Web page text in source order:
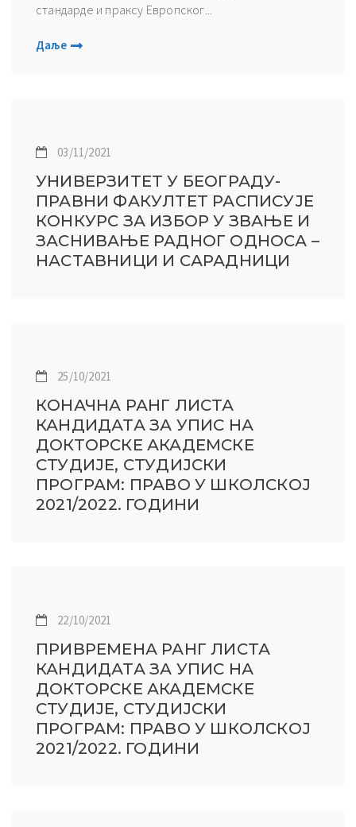
стандарде и праксу Европског...
Даље
03/11/2021
УНИВЕРЗИТЕТ У БЕОГРАДУ-
ПРАВНИ ФАКУЛТЕТ РАСПИСУЈЕ
КОНКУРС ЗА ИЗБОР У ЗВАЊЕ И
ЗАСНИВАЊЕ РАДНОГ ОДНОСА –
НАСТАВНИЦИ И САРАДНИЦИ
25/10/2021
КОНАЧНА РАНГ ЛИСТА
КАНДИДАТА ЗА УПИС НА
ДОКТОРСКЕ АКАДЕМСКЕ
СТУДИЈЕ, СТУДИЈСКИ
ПРОГРАМ: ПРАВО У ШКОЛСКОЈ
2021/2022. ГОДИНИ
22/10/2021
ПРИВРЕМЕНА РАНГ ЛИСТА
КАНДИДАТА ЗА УПИС НА
ДОКТОРСКЕ АКАДЕМСКЕ
СТУДИЈЕ, СТУДИЈСКИ
ПРОГРАМ: ПРАВО У ШКОЛСКОЈ
2021/2022. ГОДИНИ